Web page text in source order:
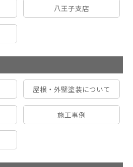
八王子支店
屋根・外壁塗装について
施工事例